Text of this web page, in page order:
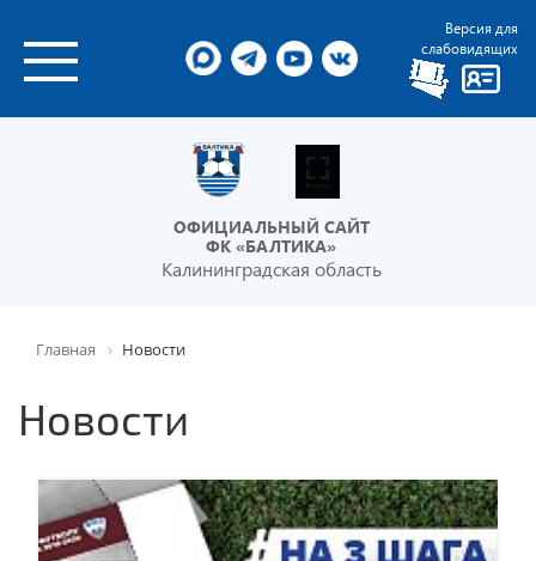
Версия для
слабовидящих
ОФИЦИАЛЬНЫЙ САЙТ
ФК «БАЛТИКА»
Калининградская область
Главная Новости
Новости